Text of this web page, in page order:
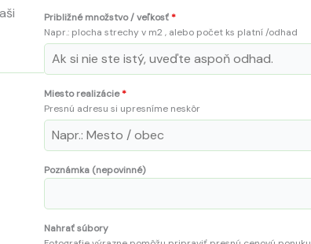
Približné množstvo / veľkosť*
Napr.: plocha strechy v m2 , alebo počet ks platní /odhad
Miesto realizácie*
Presnú adresu si upresníme neskôr
Poznámka (nepovinné)
Nahrať súbory